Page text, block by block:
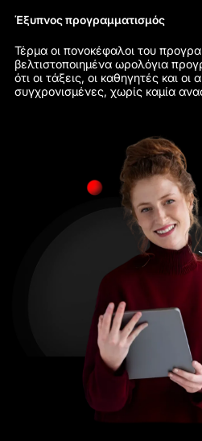
Έξυπνος προγραμματισμός
Τέρμα οι πονοκέφαλοι του
βελτιστοποιημένα ωρολόγια
ότι οι τάξεις, οι καθηγητές και οι
συγχρονισμένες, χωρίς καμία